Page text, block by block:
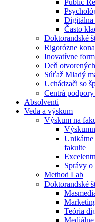
Public
Digitálna
Často
Doktorandské
Rigorózne
Inovatívne
Deň
Súťaž Mladý
Uchádzači so
Centrá
Absolventi
Veda a výskum
Výskum na
Unikátne
fakulte
Správy
Method Lab
Doktorandské
Teória